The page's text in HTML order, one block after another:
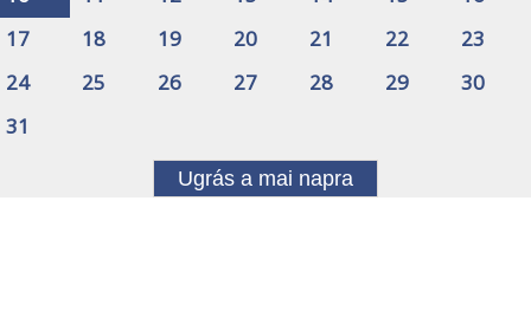
17
18 19 20 21 22
23
24
25 26 27 28 29
30
31
Ugrás a mai napra